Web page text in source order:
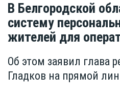
В Белгородской
систему
жителей для
Об этом заявил глава
Гладков на прямой